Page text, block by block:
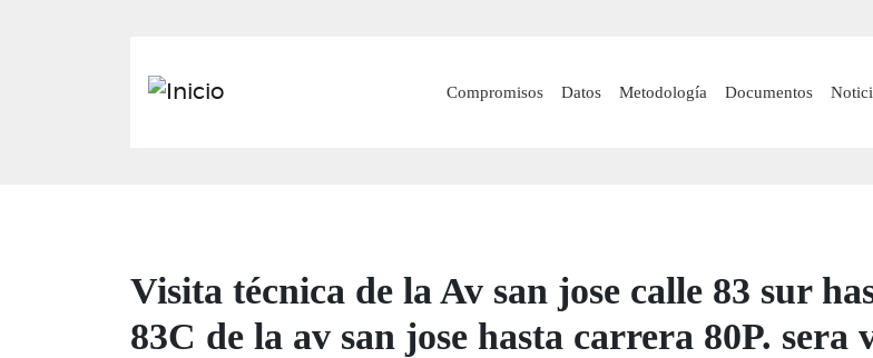
principal
Main navigation
Compromisos Datos Metodología Documentos
Visita técnica de la Av san jose calle 83 sur
83C de la av san jose hasta carrera 80P.